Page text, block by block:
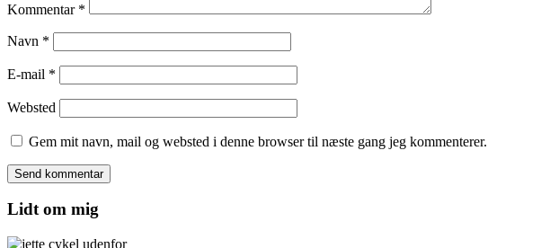
Kommentar *
Navn *
E-mail *
Websted
Gem mit navn, mail og websted i denne browser til næste gang jeg kommenterer.
Lidt om mig